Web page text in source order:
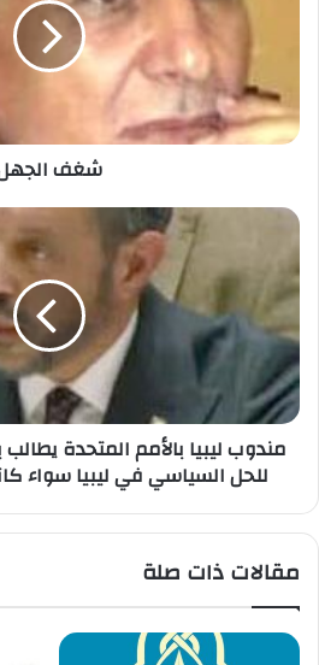
شغف
مندوب ليبيا بالأمم المتحدة
للحل السياسي في ليبيا سواء
مقالات ذات صلة